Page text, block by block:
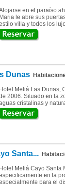
en el paraíso
Maria le abre sus
villa y todos los
Dunas
Hotel Meliá Las Dunas,
2006. Situado en la
cristalinas y
Santa...
Hotel Meliá Cayo Santa
en la
para el